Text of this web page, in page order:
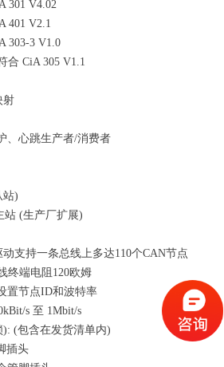
301 V4.02
401 V2.1
303-3 V1.0
合 CiA 305 V1.1
射
、心跳生产者/消费者
站)
站 (生产厂扩展)
支持一条总线上多达110个CAN节点
终端电阻120欧姆
置节点ID和波特率
s 至 1Mbit/s
(包含在发货清单内)
插头